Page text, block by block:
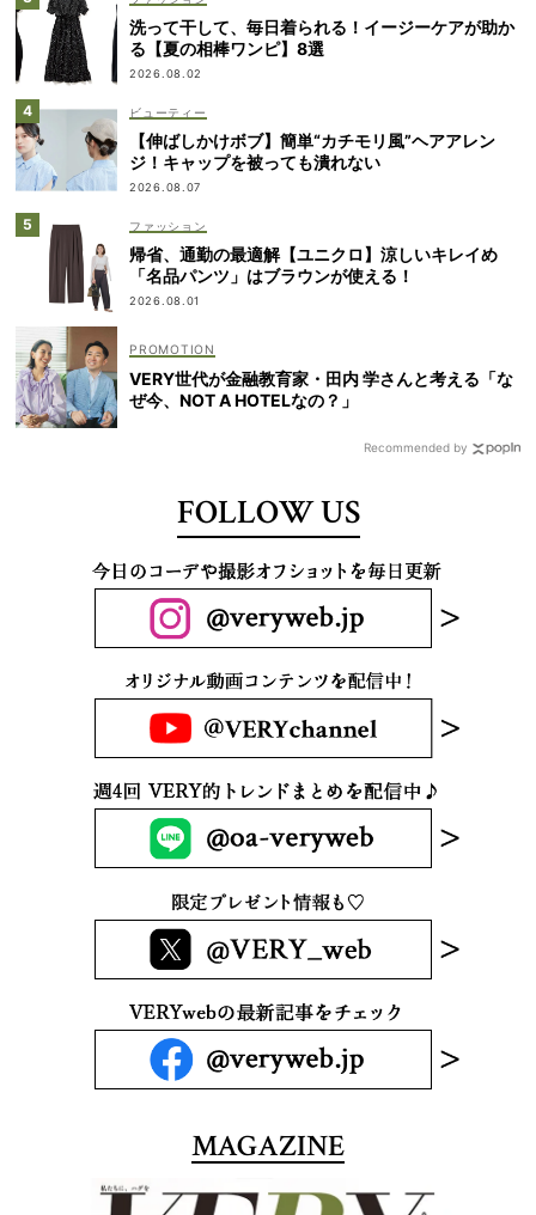
洗って干して、毎日着られる！イージーケアが助か
る【夏の相棒ワンピ】8選
2026.08.02
ビューティー
【伸ばしかけボブ】簡単“カチモリ風”ヘアアレン
ジ！キャップを被っても潰れない
2026.08.07
ファッション
帰省、通勤の最適解【ユニクロ】涼しいキレイめ
「名品パンツ」はブラウンが使える！
2026.08.01
VERY世代が金融教育家・田内 学さんと考える「な
ぜ今、NOT A HOTELなの？」
Recommended by
FOLLOW US
MAGAZINE